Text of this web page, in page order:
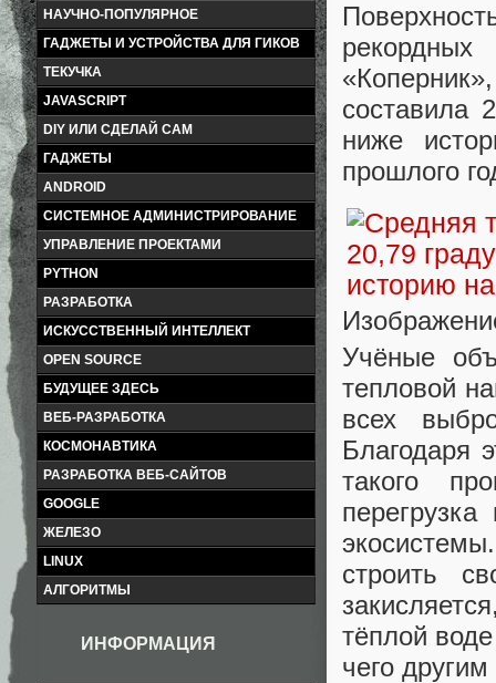
НАУЧНО-ПОПУЛЯРНОЕ
ГАДЖЕТЫ И УСТРОЙСТВА ДЛЯ ГИКОВ
ТЕКУЧКА
JAVASCRIPT
DIY ИЛИ СДЕЛАЙ САМ
ГАДЖЕТЫ
ANDROID
СИСТЕМНОЕ АДМИНИСТРИРОВАНИЕ
УПРАВЛЕНИЕ ПРОЕКТАМИ
PYTHON
РАЗРАБОТКА
ИСКУССТВЕННЫЙ ИНТЕЛЛЕКТ
OPEN SOURCE
БУДУЩЕЕ ЗДЕСЬ
ВЕБ-РАЗРАБОТКА
КОСМОНАВТИКА
РАЗРАБОТКА ВЕБ-САЙТОВ
GOOGLE
ЖЕЛЕЗО
LINUX
АЛГОРИТМЫ
ИНФОРМАЦИЯ
составила
ниже
прошлого
Учёные
тепловой
всех
Благодаря
такого
строить
тёплой
чего